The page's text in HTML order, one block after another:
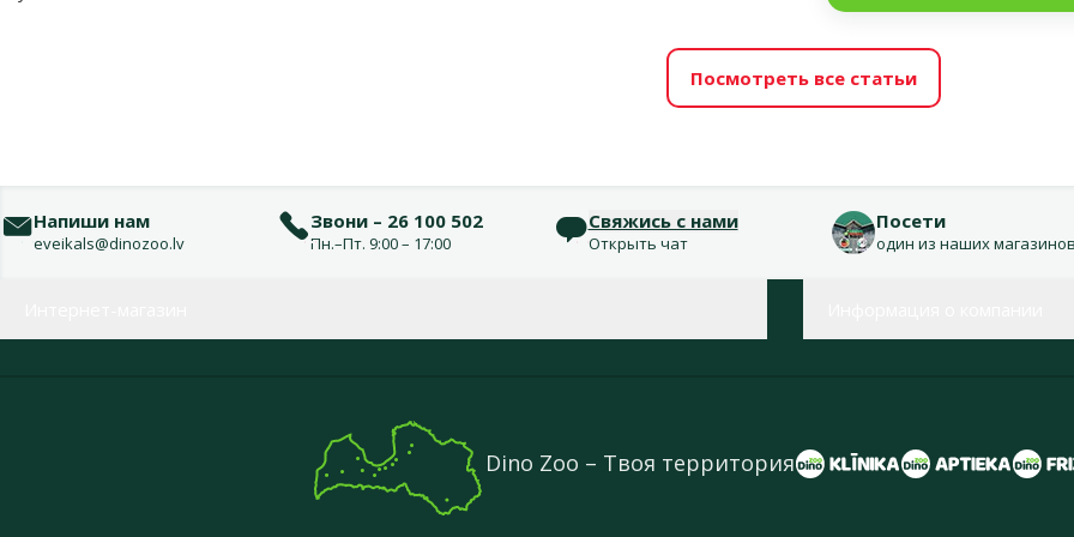
Посмотреть все статьи
Напиши нам
eveikals@dinozoo.lv
Звони – 26 100 502
Пн.–Пт. 9:00 – 17:00
Свяжись с нами
Открыть чат
Посети
один из наших
Dino Zoo – Твоя территория